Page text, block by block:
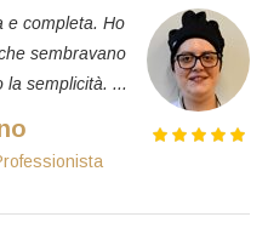
e completa. Ho
sembravano
la semplicità. ...